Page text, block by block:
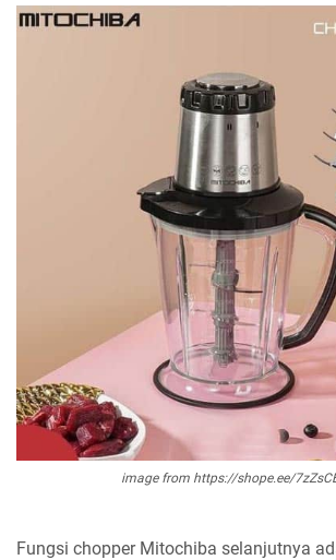
image from https://shope.ee/
Fungsi chopper Mitochiba selanjutnya